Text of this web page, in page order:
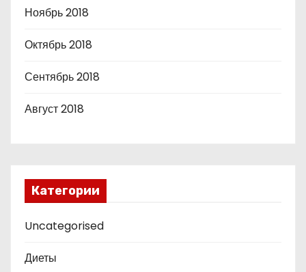
Ноябрь 2018
Октябрь 2018
Сентябрь 2018
Август 2018
Категории
Uncategorised
Диеты